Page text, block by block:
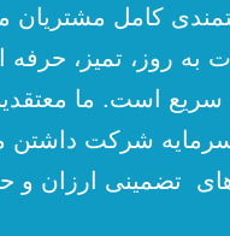
کامل مشتریان
به روز، تمیز، حرفه
است. ما
سرمایه شرکت داشتن
های تضمینی ارزان